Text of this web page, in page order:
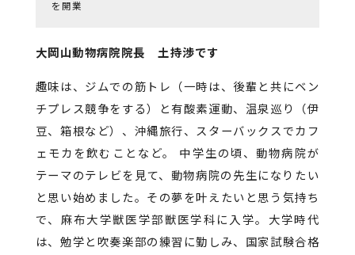
を開業
大岡山動物病院院長 土持渉です
趣味は、ジムでの筋トレ（一時は、後輩と共にベン
チプレス競争をする）と有酸素運動、温泉巡り（伊
豆、箱根など）、沖縄旅行、スターバックスでカフ
ェモカを飲むことなど。
中学生の頃、動物病院が
テーマのテレビを見て、動物病院の先生になりたい
と思い始めました。その夢を叶えたいと思う気持ち
で、麻布大学獣医学部獣医学科に入学。大学時代
は、勉学と吹奏楽部の練習に勤しみ、国家試験合格